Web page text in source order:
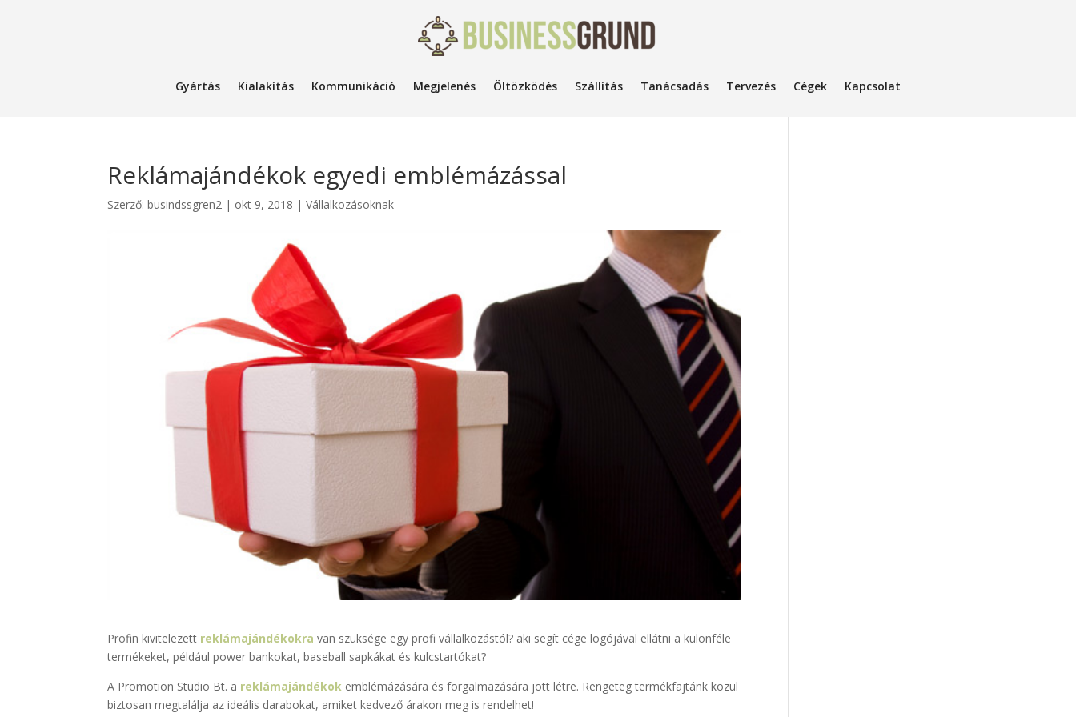
Gyártás Kialakítás Kommunikáció Megjelenés Öltözködés Szállítás Tanácsadás Tervezés Cégek Kapcsolat
Reklámajándékok egyedi emblémázással
Szerző:busindssgren2 | okt 9, 2018 |Vállalkozásoknak
Profin kivitelezett reklámajándékokra van szüksége egy profi vállalkozástól? aki segít cége logójával ellátni a különféle
termékeket, például power bankokat, baseball sapkákat és kulcstartókat?
A Promotion Studio Bt. a reklámajándékok emblémázására és forgalmazására jött létre. Rengeteg termékfajtánk közül
biztosan megtalálja az ideális darabokat, amiket kedvező árakon meg is rendelhet!